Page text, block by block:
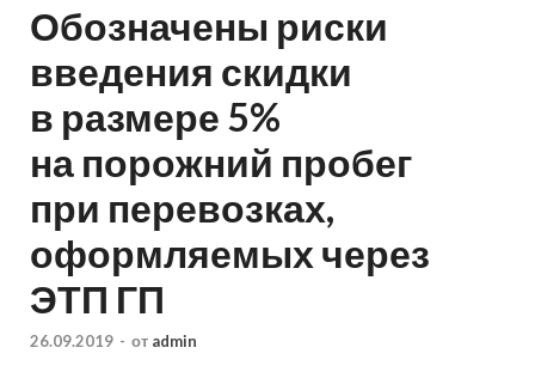
Обозначены риски
введения скидки
в размере 5%
на порожний пробег
при перевозках,
оформляемых через
ЭТП ГП
26.09.2019 - от admin